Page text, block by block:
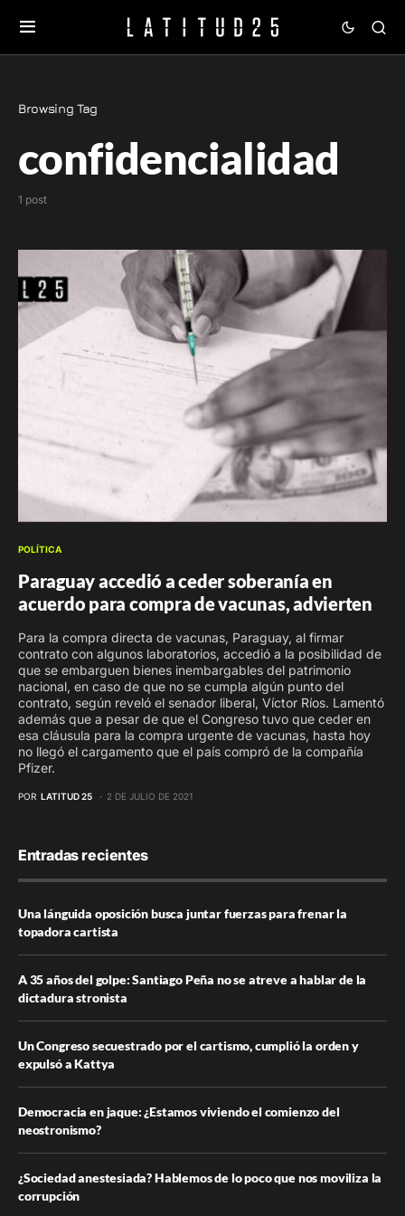
Browsing Tag
confidencialidad
1 post
POLÍTICA
Paraguay accedió a ceder soberanía en
acuerdo para compra de vacunas, advierten
Para la compra directa de vacunas, Paraguay, al firmar
contrato con algunos laboratorios, accedió a la posibilidad de
que se embarguen bienes inembargables del patrimonio
nacional, en caso de que no se cumpla algún punto del
contrato, según reveló el senador liberal, Víctor Ríos. Lamentó
además que a pesar de que el Congreso tuvo que ceder en
esa cláusula para la compra urgente de vacunas, hasta hoy
no llegó el cargamento que el país compró de la compañía
Pfizer.
POR LATITUD 25 2 DE JULIO DE 2021
Entradas recientes
Una lánguida oposición busca juntar fuerzas para frenar la
topadora cartista
A 35 años del golpe: Santiago Peña no se atreve a hablar de la
dictadura stronista
Un Congreso secuestrado por el cartismo, cumplió la orden y
expulsó a Kattya
Democracia en jaque: ¿Estamos viviendo el comienzo del
neostronismo?
¿Sociedad anestesiada? Hablemos de lo poco que nos moviliza la
corrupción